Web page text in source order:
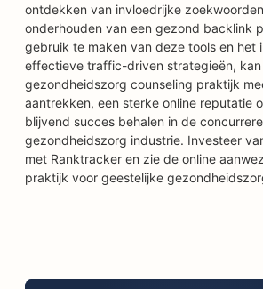
ontdekken van invloedrijke
onderhouden van een gezond backlink
gebruik te maken van deze tools en het
effectieve traffic-driven strategieën,
gezondheidszorg counseling praktijk
aantrekken, een sterke online reputatie
blijvend succes behalen in de
gezondheidszorg industrie. Investeer
met Ranktracker en zie de online
praktijk voor geestelijke